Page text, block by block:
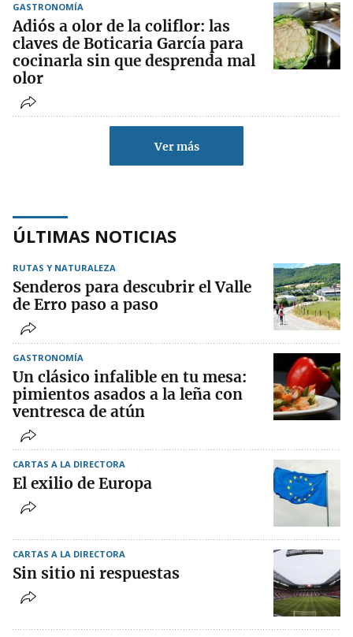
GASTRONOMÍA
Adiós a olor de la coliflor: las
claves de Boticaria García para
cocinarla sin que desprenda mal
olor
Ver más
ÚLTIMAS NOTICIAS
RUTAS Y NATURALEZA
Senderos para descubrir el Valle
de Erro paso a paso
GASTRONOMÍA
Un clásico infalible en tu mesa:
pimientos asados a la leña con
ventresca de atún
CARTAS A LA DIRECTORA
El exilio de Europa
CARTAS A LA DIRECTORA
Sin sitio ni respuestas